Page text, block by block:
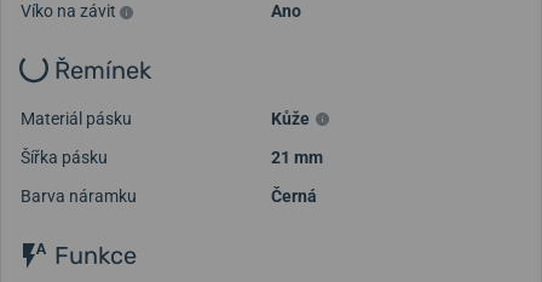
Víko na závit
Ano
Řemínek
Materiál pásku
Kůže
Šířka pásku
21 mm
Barva náramku
Černá
Funkce